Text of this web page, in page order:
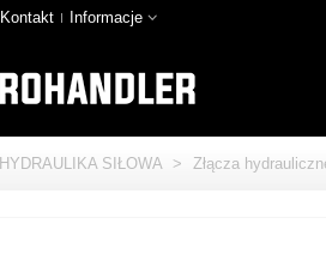
Kontakt Informacje
HYDRAULIKA SIŁOWA > Złącza